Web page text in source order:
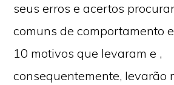
seus erros e acertos
comuns de comportamento
10 motivos que levaram e ,
consequentemente, levarão